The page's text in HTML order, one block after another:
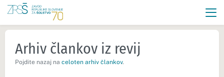
Arhiv člankov iz revij
Pojdite nazaj na celoten arhiv člankov.